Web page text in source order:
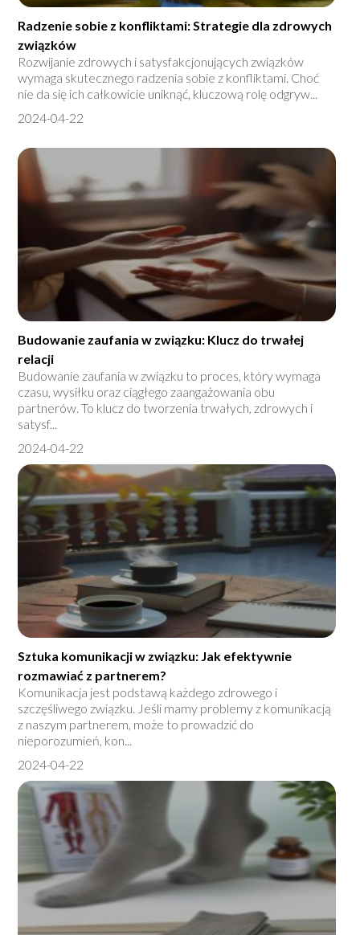
Radzenie sobie z konfliktami: Strategie dla zdrowych
związków
Rozwijanie zdrowych i satysfakcjonujących związków
wymaga skutecznego radzenia sobie z konfliktami. Choć
nie da się ich całkowicie uniknąć, kluczową rolę odgryw...
2024-04-22
Budowanie zaufania w związku: Klucz do trwałej
relacji
Budowanie zaufania w związku to proces, który wymaga
czasu, wysiłku oraz ciągłego zaangażowania obu
partnerów. To klucz do tworzenia trwałych, zdrowych i
satysf...
2024-04-22
Sztuka komunikacji w związku: Jak efektywnie
rozmawiać z partnerem?
Komunikacja jest podstawą każdego zdrowego i
szczęśliwego związku. Jeśli mamy problemy z komunikacją
z naszym partnerem, może to prowadzić do
nieporozumień, kon...
2024-04-22